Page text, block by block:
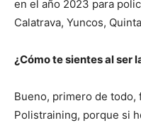
en el año 2023 para
Calatrava, Yuncos,
¿Cómo te sientes al ser
Bueno, primero de todo,
Polistraining, porque si